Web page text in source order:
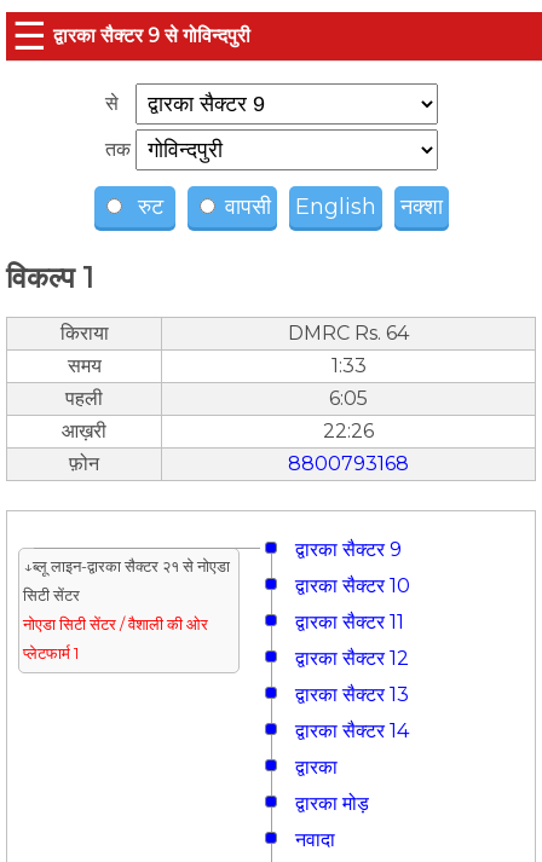
☰ द्वारका सैक्टर 9 से गोविन्दपुरी
से
तक
रुट वापसी English नक्शा
विकल्प 1
किराया
DMRC Rs. 64
समय
1:33
पहली
6:05
आख़री
22:26
फ़ोन
8800793168
द्वारका सैक्टर 9
↓ब्लू लाइन-द्वारका सैक्टर २१ से नोएडा
सिटी सेंटर
नोएडा सिटी सेंटर / वैशाली की ओर
प्लेटफार्म 1
द्वारका सैक्टर 10
द्वारका सैक्टर 11
द्वारका सैक्टर 12
द्वारका सैक्टर 13
द्वारका सैक्टर 14
द्वारका
द्वारका मोड़
नवादा